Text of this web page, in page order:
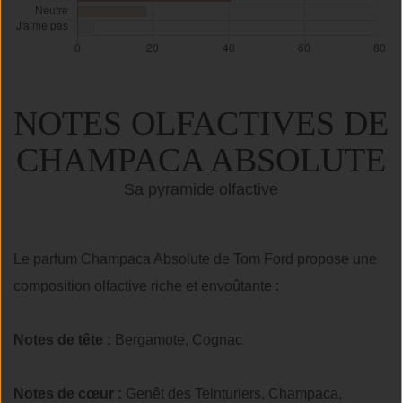
NOTES OLFACTIVES DE
CHAMPACA ABSOLUTE
Sa pyramide olfactive
Le parfum Champaca Absolute de Tom Ford propose une
composition olfactive riche et envoûtante :
Notes de tête : Bergamote, Cognac
Notes de cœur : Genêt des Teinturiers, Champaca,